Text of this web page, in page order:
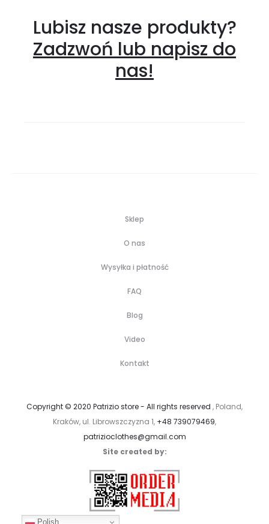
Lubisz nasze produkty?
Zadzwoń lub napisz do
nas!
Sklep
O nas
Wysyłka i płatność
FAQ
Blog
Video
Kontakt
Copyright © 2020 Patrizio store - All rights reserved , Poland,
Kraków, ul. Librowszczyzna 1, +48 739079469,
patrizioclothes@gmail.com
Site created by:
Polish